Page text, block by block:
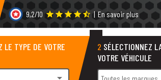
9,2/10 star starstarstarstar_half | En savoir plus
LE TYPE DE VOTRE
2 SÉLECTIONNEZ
VOTRE VÉHICULE